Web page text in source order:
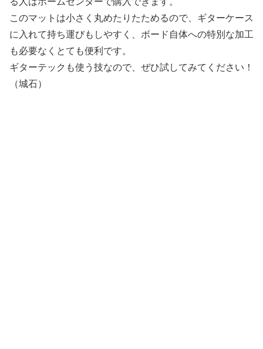
このマットは小さく丸めたりたためるので、ギターケース
に入れて持ち運びもしやすく、ボード自体への特別な加工
も必要なくとても便利です。
ギターテックも使う技なので、ぜひ試してみてください！
（城石）